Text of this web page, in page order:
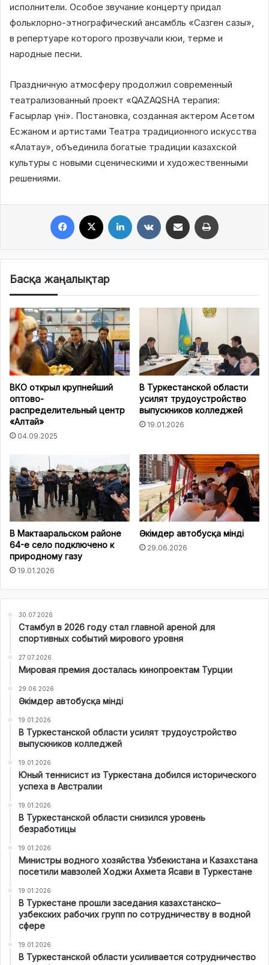
исполнители. Особое звучание концерту придал
фольклорно-этнографический ансамбль «Сазген сазы»,
в репертуаре которого прозвучали кюи, терме и
народные песни.
Праздничную атмосферу продолжил современный
театрализованный проект «QAZAQSHA терапия:
Ғасырлар үні». Постановка, созданная актером Асетом
Есжаном и артистами Театра традиционного искусства
«Алатау», объединила богатые традиции казахской
культуры с новыми сценическими и художественными
решениями.
Басқа жаңалықтар
ВКО открыл крупнейший
оптово-
распределительный центр
«Алтай»
04.09.2025
В Туркестанской области
усилят трудоустройство
выпускников колледжей
19.01.2026
В Мактааральском районе
64-е село подключено к
природному газу
19.01.2026
Әкімдер автобусқа мінді
29.06.2026
30.07.2026
Стамбул в 2026 году стал главной ареной для
спортивных событий мирового уровня
27.07.2026
Мировая премия досталась кинопроектам Турции
29.06.2026
Әкімдер автобусқа мінді
19.01.2026
В Туркестанской области усилят трудоустройство
выпускников колледжей
19.01.2026
Юный теннисист из Туркестана добился исторического
успеха в Австралии
19.01.2026
В Туркестанской области снизился уровень
безработицы
19.01.2026
Министры водного хозяйства Узбекистана и Казахстана
посетили мавзолей Ходжи Ахмета Ясави в Туркестане
19.01.2026
В Туркестане прошли заседания казахстанско–
узбекских рабочих групп по сотрудничеству в водной
сфере
19.01.2026
В Туркестанской области усиливается сотрудничество